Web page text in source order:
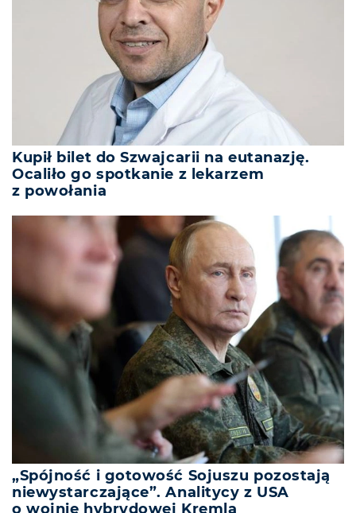
Kupił bilet do Szwajcarii na eutanazję.
Ocaliło go spotkanie z lekarzem
z powołania
„Spójność i gotowość Sojuszu pozostają
niewystarczające”. Analitycy z USA
o wojnie hybrydowej Kremla